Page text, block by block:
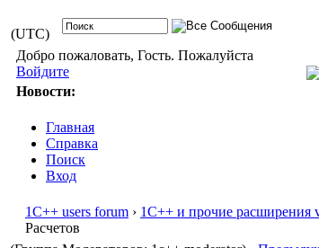
(UTC)
Добро пожаловать, Гость. Пожалуйста
Войдите
Новости:
Главная
Справка
Поиск
Вход
1С++ users forum › 1С++ и прочие расширения
Расчетов